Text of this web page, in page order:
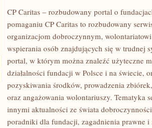
PYTANIA
CZYTELNIKÓW
CP Caritas – rozbudowany portal o
pomaganiu CP Caritas to rozbudowany
organizacjom dobroczynnym,
wspierania osób znajdujących się w trudnej
portal, w którym można znaleźć użyteczne
działalności fundacji w Polsce i na świecie,
pozyskiwania środków, prowadzenia
oraz angażowania wolontariuszy. Tematyka
innymi aktualności ze świata
poradniki dla fundacji, zagadnienia prawne i